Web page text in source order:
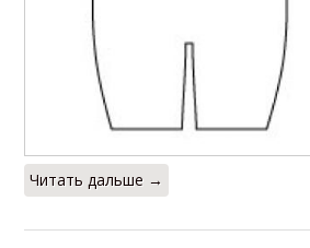
Читать дальше →